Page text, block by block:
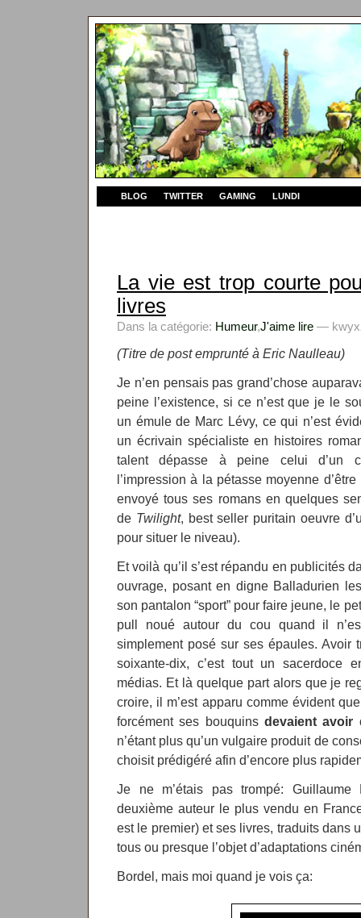
BLOG TWITTER GAMING LUNDI
La vie est trop courte
livres
Dans la catégorie: Humeur,J'aime lire —
(Titre de post emprunté à Eric Naulleau)
Je n’en pensais pas grand’chose
peine l’existence, si ce n’est que je le
un émule de Marc Lévy, ce qui n’est
un écrivain spécialiste en histoires
talent dépasse à peine celui d’un
l’impression à la pétasse moyenne
envoyé tous ses romans en quelques
de Twilight, best seller puritain oeuvre
pour situer le niveau).
Et voilà qu’il s’est répandu en publicités
ouvrage, posant en digne Balladurien
son pantalon “sport” pour faire jeune, le
pull noué autour du cou quand il
simplement posé sur ses épaules. Avoir
soixante-dix, c’est tout un sacerdoce
médias. Et là quelque part alors que je
croire, il m’est apparu comme évident
forcément ses bouquins devaient avoir
n’étant plus qu’un vulgaire produit de
choisit prédigéré afin d’encore plus
Je ne m’étais pas trompé: Guillaume
deuxième auteur le plus vendu en
est le premier) et ses livres, traduits dans
tous ou presque l’objet d’adaptations
Bordel, mais moi quand je vois ça: